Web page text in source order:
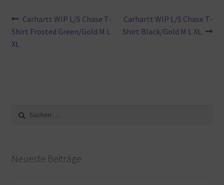
Beitragsnavigation
Vorheriger
Beitrag:
Carhartt WIP L/S Chase T-
Shirt Frosted Green/Gold M L
XL
Nächster
Beitrag:
Carhartt WIP L/S Chase T-
Shirt Black/Gold M L XL
nach:
Neueste Beiträge